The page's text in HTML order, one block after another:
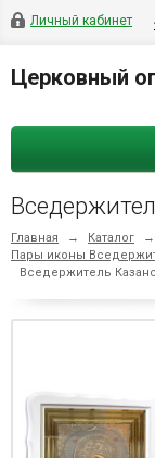
Личный кабинет
Церковный
Главная → Каталог →
Пары иконы
Вседержитель